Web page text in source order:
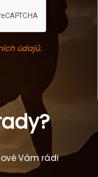
údajů.
Vám rádi